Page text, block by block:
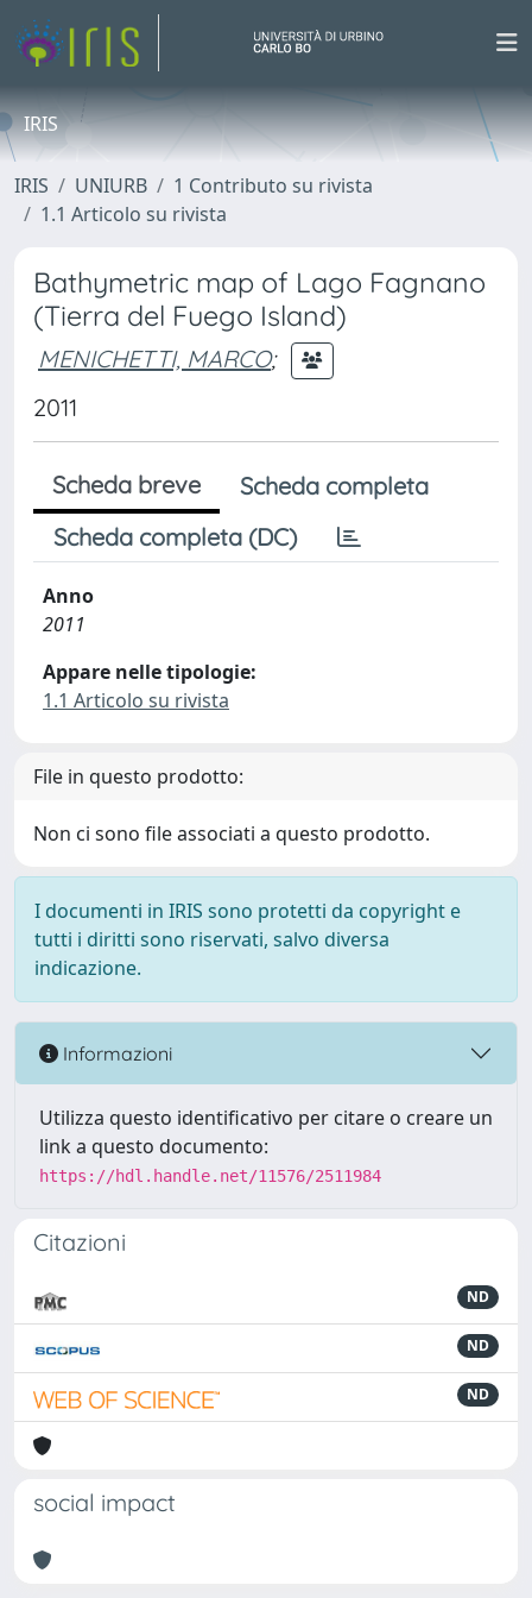
IRIS
IRIS UNIURB
1 Contributo su rivista
1.1 Articolo su rivista
Bathymetric map of Lago Fagnano
(Tierra del Fuego Island)
MENICHETTI, MARCO;
2011
Scheda breve
Scheda completa
Scheda completa (DC)
Anno
2011
Appare nelle tipologie:
1.1 Articolo su rivista
File in questo prodotto:
Non ci sono file associati a questo prodotto.
I documenti in IRIS sono protetti da copyright e
tutti i diritti sono riservati, salvo diversa
indicazione.
Informazioni
Utilizza questo identificativo per citare o creare un
link a questo documento:
https://hdl.handle.net/11576/2511984
Citazioni
ND
ND
ND
social impact